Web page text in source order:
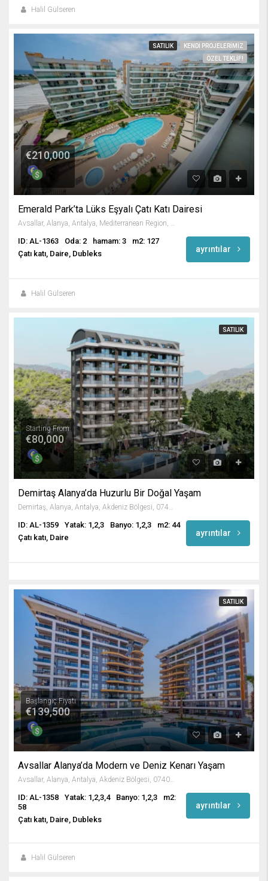
Halil Gülseren
SATILIK
KENDI PROJELERIMIZ
ÖZEL TEKLIF!
€210,000
Emerald Park’ta Lüks Eşyalı Çatı Katı Dairesi
Avsallar, Alanya, Antalya, Mediterranean Region, Turkey
ID: AL-1363 Oda: 2 hamam: 3
m2: 127
Çatı katı, Daire, Dubleks
ayrıntılar
Halil Gülseren
SATILIK
Starting From
€80,000
Demirtaş Alanya’da Huzurlu Bir Doğal Yaşam
Demirtaş, Alanya, Antalya, Akdeniz Bölgesi, 07430, Türkiye
ID: AL-1359 Yatak: 1,2,3 Banyo: 1,2,3
m2: 44
Çatı katı, Daire
ayrıntılar
SATILIK
Başlangıç Fiyatı
€139,500
Avsallar Alanya’da Modern ve Deniz Kenarı Yaşam
ID: AL-1358 Yatak: 1,2,3,4 Banyo: 1,2,3
m2:
58
Çatı katı, Daire, Dubleks
ayrıntılar
Halil Gülseren